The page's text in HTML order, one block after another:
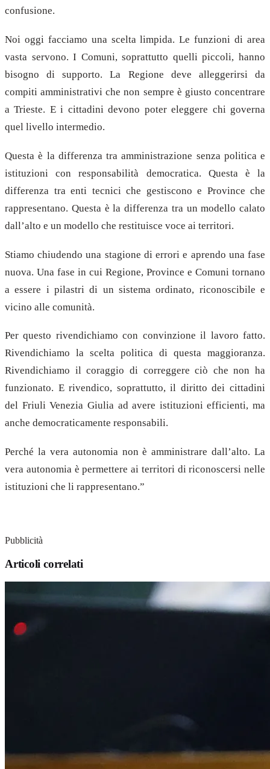
confusione.
Noi oggi facciamo una scelta limpida. Le funzioni di area
vasta servono. I Comuni, soprattutto quelli piccoli, hanno
bisogno di supporto. La Regione deve alleggerirsi da
compiti amministrativi che non sempre è giusto concentrare
a Trieste. E i cittadini devono poter eleggere chi governa
quel livello intermedio.
Questa è la differenza tra amministrazione senza politica e
istituzioni con responsabilità democratica. Questa è la
differenza tra enti tecnici che gestiscono e Province che
rappresentano. Questa è la differenza tra un modello calato
dall’alto e un modello che restituisce voce ai territori.
Stiamo chiudendo una stagione di errori e aprendo una fase
nuova. Una fase in cui Regione, Province e Comuni tornano
a essere i pilastri di un sistema ordinato, riconoscibile e
vicino alle comunità.
Per questo rivendichiamo con convinzione il lavoro fatto.
Rivendichiamo la scelta politica di questa maggioranza.
Rivendichiamo il coraggio di correggere ciò che non ha
funzionato. E rivendico, soprattutto, il diritto dei cittadini
del Friuli Venezia Giulia ad avere istituzioni efficienti, ma
anche democraticamente responsabili.
Perché la vera autonomia non è amministrare dall’alto. La
vera autonomia è permettere ai territori di riconoscersi nelle
istituzioni che li rappresentano.”
Pubblicità
Articoli correlati